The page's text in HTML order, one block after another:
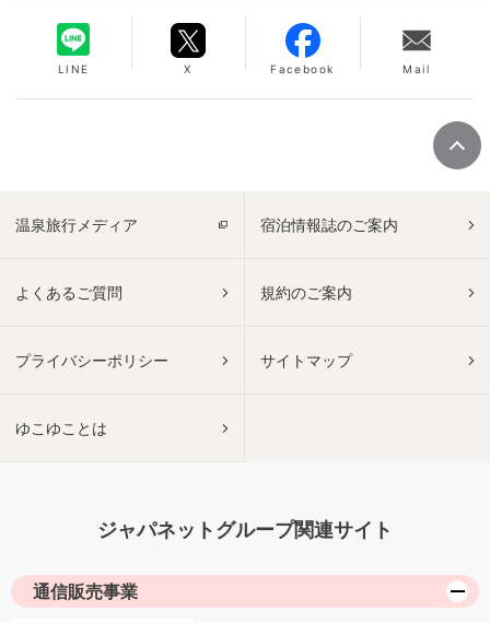
LINE X Facebook Mail
温泉旅行メディア 宿泊情報誌のご案内
よくあるご質問 規約のご案内
プライバシーポリシー サイトマップ
ゆこゆことは
ジャパネットグループ関連サイト
通信販売事業